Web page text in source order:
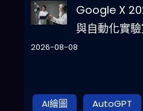
Google X
與自動化實
2026-08-08
AI繪圖 AutoGPT